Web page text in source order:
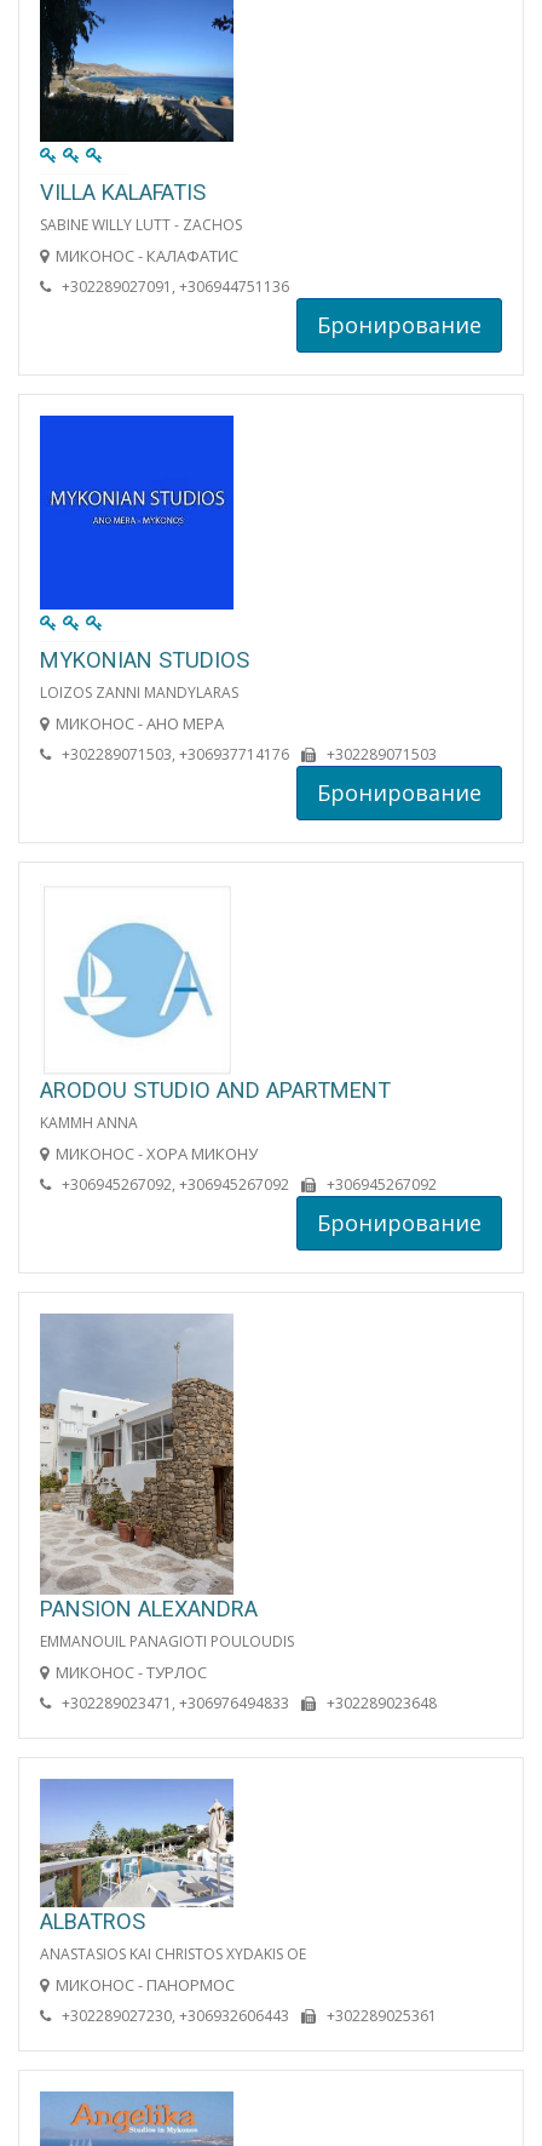
VILLA KALAFATIS
SABINE WILLY LUTT - ZACHOS
МИКОНОС - КАЛАФАТИС
+302289027091, +306944751136
Бронирование
MYKONIAN STUDIOS
LOIZOS ZANNI MANDYLARAS
МИКОНОС - АНО МЕРА
+302289071503, +306937714176 +302289071503
Бронирование
ARODOU STUDIO AND APARTMENT
KAMMH ANNA
МИКОНОС - ХОРА МИКОНУ
+306945267092, +306945267092 +306945267092
Бронирование
PANSION ALEXANDRA
EMMANOUIL PANAGIOTI POULOUDIS
МИКОНОС - ТУРЛОС
+302289023471, +306976494833 +302289023648
ALBATROS
ANASTASIOS KAI CHRISTOS XYDAKIS OE
МИКОНОС - ПАНОРМОС
+302289027230, +306932606443 +302289025361